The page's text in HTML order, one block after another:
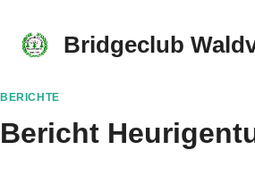
content
Bridgeclub
BERICHTE
Bericht